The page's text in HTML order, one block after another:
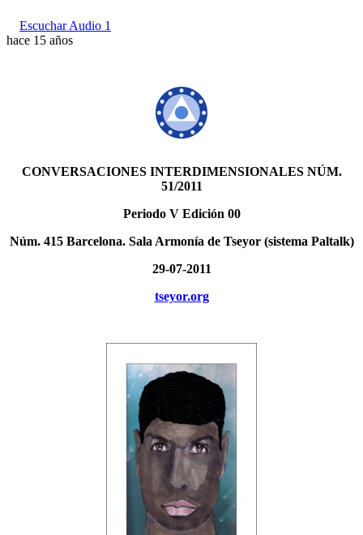
Escuchar Audio 1
hace 15 años
CONVERSACIONES INTERDIMENSIONALES NÚM.
51/2011
Periodo V Edición 00
Núm. 415 Barcelona. Sala Armonía de Tseyor (sistema Paltalk)
29-07-2011
tseyor.org